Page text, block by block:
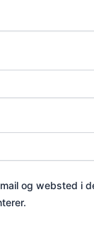
og websted i